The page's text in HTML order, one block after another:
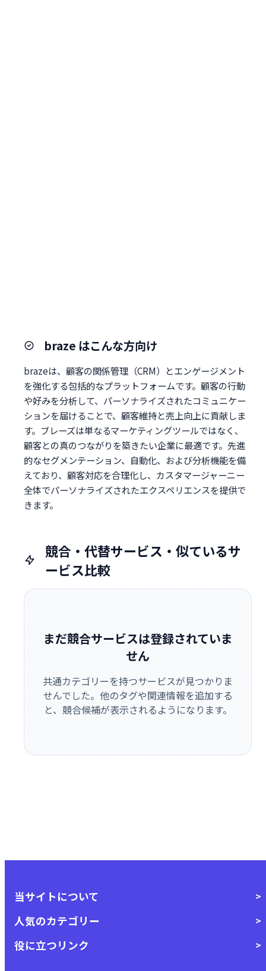
braze はこんな方向け
brazeは、顧客の関係管理（CRM）とエンゲージメント
を強化する包括的なプラットフォームです。顧客の行動
や好みを分析して、パーソナライズされたコミュニケー
ションを届けることで、顧客維持と売上向上に貢献しま
す。ブレーズは単なるマーケティングツールではなく、
顧客との真のつながりを築きたい企業に最適です。先進
的なセグメンテーション、自動化、および分析機能を備
えており、顧客対応を合理化し、カスタマージャーニー
全体でパーソナライズされたエクスペリエンスを提供で
きます。
競合・代替サービス・似ているサ
ービス比較
まだ競合サービスは登録されていま
せん
共通カテゴリーを持つサービスが見つかりま
せんでした。他のタグや関連情報を追加する
と、競合候補が表示されるようになります。
当サイトについて
人気のカテゴリー
役に立つリンク